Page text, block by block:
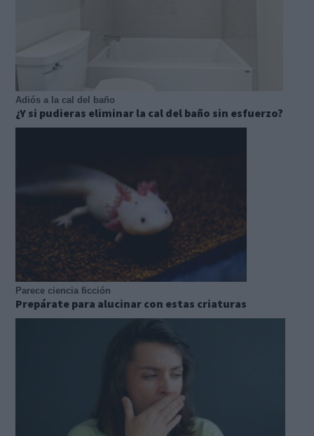
Adiós a la cal del baño
¿Y si pudieras eliminar la cal del baño sin esfuerzo?
Parece ciencia ficción
Prepárate para alucinar con estas criaturas